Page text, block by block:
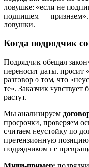
ловушке: «если не
подпишем —
ловушки.
Когда подрядчик
Подрядчик обещал
переносит даты, просит
разговор о том, что
те». Заказчик чувствует
растут.
Мы анализируем
просрочки, проверяем
считаем неустойку по
претензионную
подрядчиком не
Мини-пример: